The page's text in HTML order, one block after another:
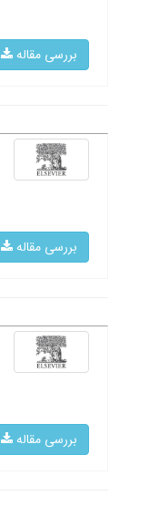
بررسی مقاله
بررسی مقاله
بررسی مقاله